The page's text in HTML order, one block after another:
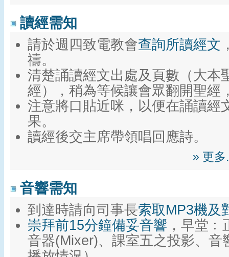
讀經需知
請於週四致電教會查詢所讀經文
禱。
清楚誦讀經文出處及頁數（大本
經），稍為等候讓會眾翻開聖經
注意將口貼近咪，以便在誦讀經
果。
讀經後交主席帶領唱回應詩。
» 更
音響需知
到達時請向司事長索取MP3機及
崇拜前15分鐘備妥音響 ，早堂
音器(Mixer)、課室五之投影、音